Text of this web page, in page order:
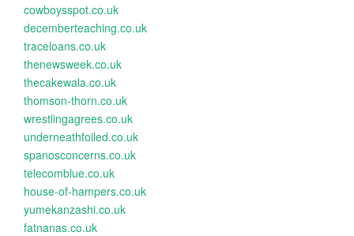
cowboysspot.co.uk
decemberteaching.co.uk
traceloans.co.uk
thenewsweek.co.uk
thecakewala.co.uk
thomson-thorn.co.uk
wrestlingagrees.co.uk
underneathfoiled.co.uk
spanosconcerns.co.uk
telecomblue.co.uk
house-of-hampers.co.uk
yumekanzashi.co.uk
fatnanas.co.uk